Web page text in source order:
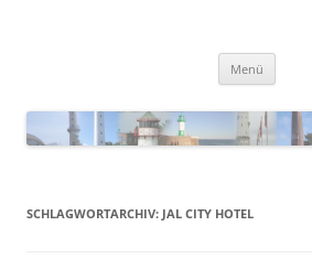
Menü
SCHLAGWORTARCHIV: JAL CITY HOTEL